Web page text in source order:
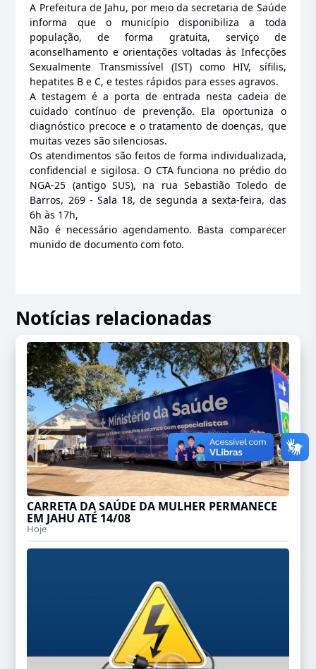
A Prefeitura de Jahu, por meio da secretaria de Saúde
informa que o município disponibiliza a toda
população, de forma gratuita, serviço de
aconselhamento e orientações voltadas às Infecções
Sexualmente Transmissível (IST) como HIV, sífilis,
hepatites B e C, e testes rápidos para esses agravos.
A testagem é a porta de entrada nesta cadeia de
cuidado contínuo de prevenção. Ela oportuniza o
diagnóstico precoce e o tratamento de doenças, que
muitas vezes são silenciosas.
Os atendimentos são feitos de forma individualizada,
confidencial e sigilosa. O CTA funciona no prédio do
NGA-25 (antigo SUS), na rua Sebastião Toledo de
Barros, 269 - Sala 18, de segunda a sexta-feira, das
6h às 17h,
Não é necessário agendamento. Basta comparecer
munido de documento com foto.
Notícias relacionadas
CARRETA DA SAÚDE DA MULHER PERMANECE
EM JAHU ATÉ 14/08
Hoje